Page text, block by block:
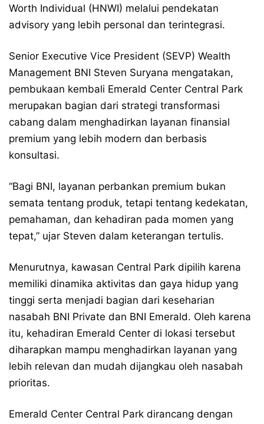
Worth Individual (HNWI) melalui pendekatan
advisory yang lebih personal dan terintegrasi.
Senior Executive Vice President (SEVP) Wealth
Management BNI Steven Suryana mengatakan,
pembukaan kembali Emerald Center Central Park
merupakan bagian dari strategi transformasi
cabang dalam menghadirkan layanan finansial
premium yang lebih modern dan berbasis
konsultasi.
“Bagi BNI, layanan perbankan premium bukan
semata tentang produk, tetapi tentang kedekatan,
pemahaman, dan kehadiran pada momen yang
tepat,” ujar Steven dalam keterangan tertulis.
Menurutnya, kawasan Central Park dipilih karena
memiliki dinamika aktivitas dan gaya hidup yang
tinggi serta menjadi bagian dari keseharian
nasabah BNI Private dan BNI Emerald. Oleh karena
itu, kehadiran Emerald Center di lokasi tersebut
diharapkan mampu menghadirkan layanan yang
lebih relevan dan mudah dijangkau oleh nasabah
prioritas.
Emerald Center Central Park dirancang dengan